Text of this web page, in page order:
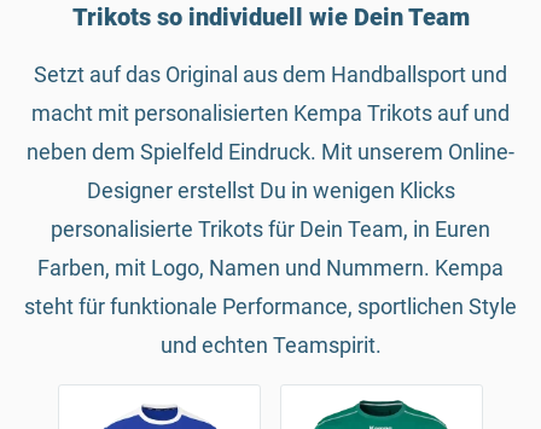
Trikots so individuell wie Dein Team
Setzt auf das Original aus dem Handballsport und
macht mit personalisierten Kempa Trikots auf und
neben dem Spielfeld Eindruck. Mit unserem Online-
Designer erstellst Du in wenigen Klicks
personalisierte Trikots für Dein Team, in Euren
Farben, mit Logo, Namen und Nummern. Kempa
steht für funktionale Performance, sportlichen Style
und echten Teamspirit.